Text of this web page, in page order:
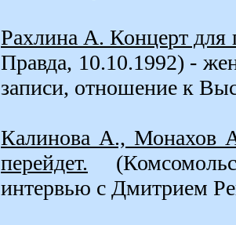
Рахлина А. Концерт для
Правда, 10.10.1992) -
записи, отношение к
Калинова А.,
перейдет.
интервью с Дмитрием